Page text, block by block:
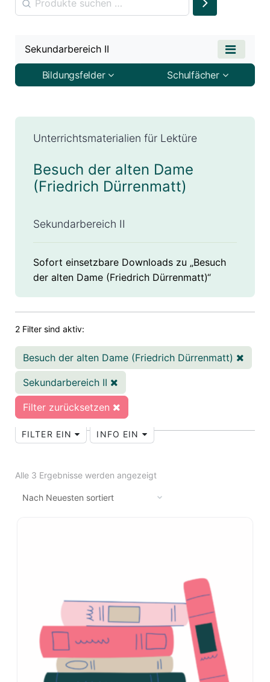
Unterrichtsmaterialien für Lektüre
Besuch der alten Dame
(Friedrich Dürrenmatt)
Sekundarbereich II
Sofort einsetzbare Downloads zu „Besuch
der alten Dame (Friedrich Dürrenmatt)“
2 Filter sind aktiv:
Besuch der alten Dame (Friedrich Dürrenmatt)
Sekundarbereich II
Filter zurücksetzen
FILTER EIN INFO EIN
Alle 3 Ergebnisse werden angezeigt
Sekundarbereich II
Bildungsfelder Schulfächer